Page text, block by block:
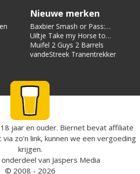
Nieuwe merken
Baxbier Smash or Pass:
Strata
Uiltje Take my Horse to
the Hotel Room
Muifel 2 Guys 2 Barrels
vandeStreek Tranentrekker
jaar en ouder. Biernet bevat affiliate
zo’n link, kunnen we een vergoeding
krijgen.
onderdeel van Jaspers Media
© 2008 - 2026